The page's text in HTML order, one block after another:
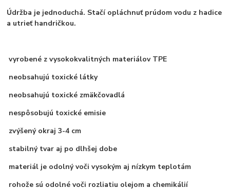
Údržba je jednoduchá. Stačí opláchnuť prúdom vodu z hadice
a utrieť handričkou.
vyrobené z vysokokvalitných materiálov TPE
neobsahujú toxické látky
neobsahujú toxické zmäkčovadlá
nespôsobujú toxické emisie
zvýšený okraj 3-4 cm
stabilný tvar aj po dlhšej dobe
materiál je odolný voči vysokým aj nízkym teplotám
rohože sú odolné voči rozliatiu olejom a chemikálií